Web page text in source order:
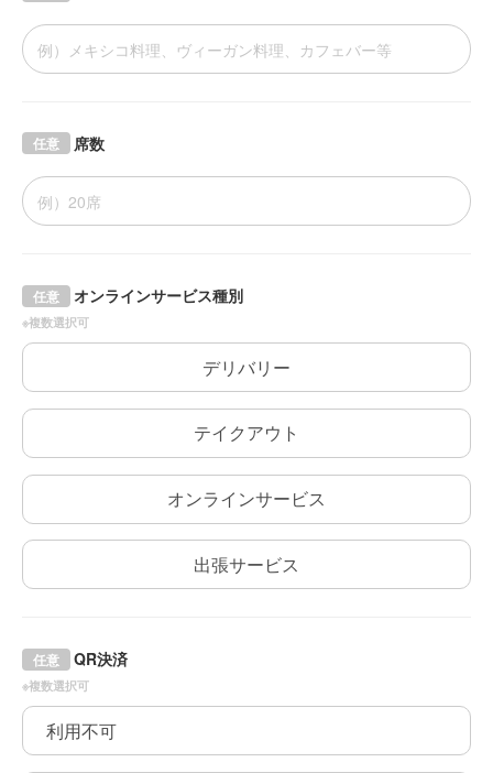
席数
任意
オンラインサービス種別
任意
※複数選択可
デリバリー
テイクアウト
オンラインサービス
出張サービス
QR決済
任意
※複数選択可
利用不可